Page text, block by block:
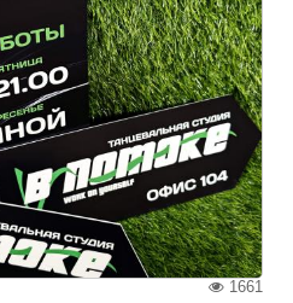
1661